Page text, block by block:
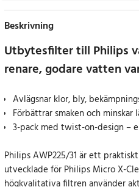
Beskrivning
Utbytesfilter till Philips
renare, godare vatten
Avlägsnar klor, bly,
Förbättrar smaken och minskar
3-pack med twist-on-design –
Philips AWP225/31 är ett
utvecklade för Philips Micro X-
högkvalitativa filtren använder